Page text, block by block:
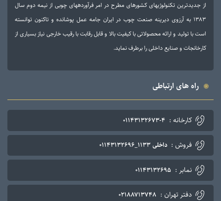
از جدیدترین تکنولوژی­های کشورهای مطرح در امر فرآورده­های چوبی از نیمه دوم سال
۱۳۸۳ به آرزوی دیرینه صنعت چوب در ایران جامه عمل پوشانده و تاکنون توانسته
است با تولید و ارائه محصولاتی با کیفیت بالا و قابل رقابت با رقیب خارجی نیاز بسیاری از
کارخانجات و صنایع داخلی را برطرف نماید.
راه های ارتباطی
کارخانه : ۰۱۱۴۳۱۳۲۶۷۳-۴
فروش : داخلی ۱۱۳۳_۰۱۱۴۳۱۳۲۶۹۶
نمابر : ۰۱۱۴۳۱۳۲۶۹۵
دفتر تهران : ۰۲۱۸۸۷۱۳۷۴۸